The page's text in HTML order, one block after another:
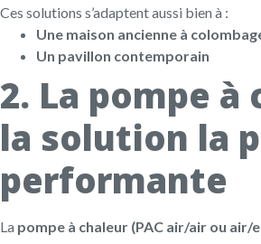
Ces solutions s’adaptent aussi bien à :
Une maison ancienne à
Un pavillon contemporain
2. La pompe à
la solution la
performante
La pompe à chaleur (PAC air/air ou air/